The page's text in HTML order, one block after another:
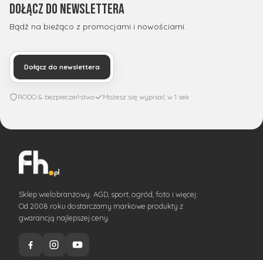
Dołącz do newslettera
Bądź na bieżąco z promocjami i nowościami.
Dołącz do newslettera
RODO & bezpieczeństwo Możesz się wypisać w 1 sek
Sklep wielobranżowy. AGD, sport, ogród, foto i więcej.
Od 2008 roku dostarczamy markowe produkty z
gwarancją najlepszej ceny.